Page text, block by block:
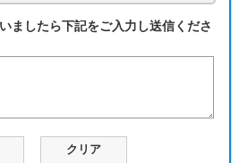
ましたら下記をご入力し送信くださ